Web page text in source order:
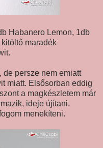
Habanero Lemon, 1db
maradék
de persze nem emiatt
miatt. Elsősorban eddig
a magkészletem már
ideje újítani,
menekíteni.